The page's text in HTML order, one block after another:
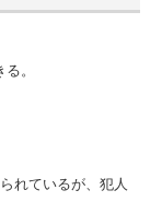
。
れているが、犯人